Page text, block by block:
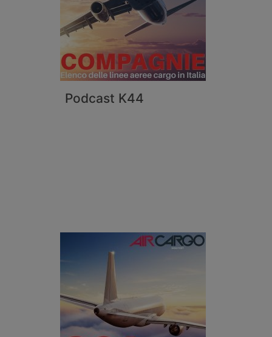
Podcast K44